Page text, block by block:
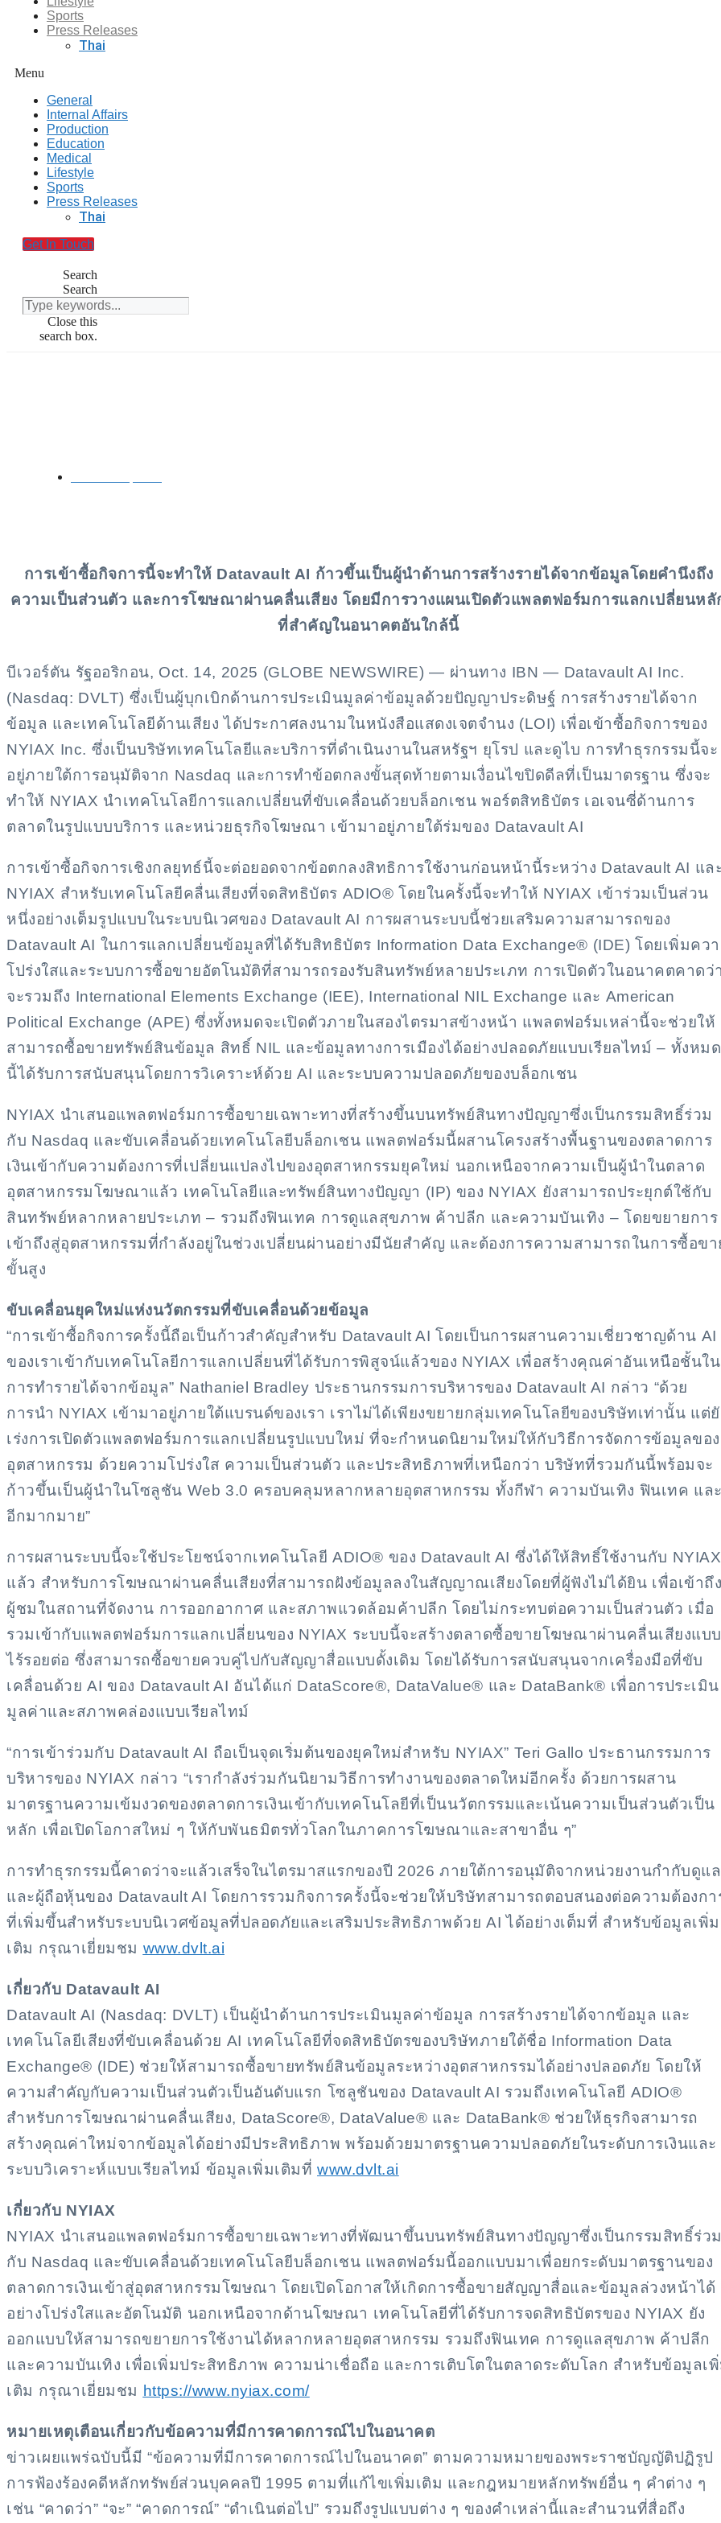
Sports
Press Releases
Thai
Menu
General
Internal Affairs
Production
Education
Medical
Lifestyle
Sports
Press Releases
Thai
Get In Touch
Search
Search
Close this
search box.
การเข้าซื้อกิจการนี้จะทำให้ Datavault AI ก้าวขึ้นเป็นผู้นำด้านการสร้างรายได้จากข้อมูลโดยคำนึงถึง
ความเป็นส่วนตัว และการโฆษณาผ่านคลื่นเสียง โดยมีการวางแผนเปิดตัวแพลตฟอร์มการแลกเปลี่ยนหลั
ที่สำคัญในอนาคตอันใกล้นี้
บีเวอร์ตัน รัฐออริกอน, Oct. 14, 2025 (GLOBE NEWSWIRE) — ผ่านทาง IBN — Datavault AI Inc.
(Nasdaq: DVLT) ซึ่งเป็นผู้บุกเบิกด้านการประเมินมูลค่าข้อมูลด้วยปัญญาประดิษฐ์ การสร้างรายได้จาก
ข้อมูล และเทคโนโลยีด้านเสียง ได้ประกาศลงนามในหนังสือแสดงเจตจำนง (LOI) เพื่อเข้าซื้อกิจการของ
NYIAX Inc. ซึ่งเป็นบริษัทเทคโนโลยีและบริการที่ดำเนินงานในสหรัฐฯ ยุโรป และดูไบ การทำธุรกรรมนี้จะ
อยู่ภายใต้การอนุมัติจาก Nasdaq และการทำข้อตกลงขั้นสุดท้ายตามเงื่อนไขปิดดีลที่เป็นมาตรฐาน ซึ่งจะ
ทำให้ NYIAX นำเทคโนโลยีการแลกเปลี่ยนที่ขับเคลื่อนด้วยบล็อกเชน พอร์ตสิทธิบัตร เอเจนซี่ด้านการ
ตลาดในรูปแบบบริการ และหน่วยธุรกิจโฆษณา เข้ามาอยู่ภายใต้ร่มของ Datavault AI
การเข้าซื้อกิจการเชิงกลยุทธ์นี้จะต่อยอดจากข้อตกลงสิทธิการใช้งานก่อนหน้านี้ระหว่าง Datavault AI แล
NYIAX สำหรับเทคโนโลยีคลื่นเสียงที่จดสิทธิบัตร ADIO® โดยในครั้งนี้จะทำให้ NYIAX เข้าร่วมเป็นส่วน
หนึ่งอย่างเต็มรูปแบบในระบบนิเวศของ Datavault AI การผสานระบบนี้ช่วยเสริมความสามารถของ
Datavault AI ในการแลกเปลี่ยนข้อมูลที่ได้รับสิทธิบัตร Information Data Exchange® (IDE) โดยเพิ่มคว
โปร่งใสและระบบการซื้อขายอัตโนมัติที่สามารถรองรับสินทรัพย์หลายประเภท การเปิดตัวในอนาคตคาดว่
จะรวมถึง International Elements Exchange (IEE), International NIL Exchange และ American
Political Exchange (APE) ซึ่งทั้งหมดจะเปิดตัวภายในสองไตรมาสข้างหน้า แพลตฟอร์มเหล่านี้จะช่วยให้
สามารถซื้อขายทรัพย์สินข้อมูล สิทธิ์ NIL และข้อมูลทางการเมืองได้อย่างปลอดภัยแบบเรียลไทม์ – ทั้งหมด
นี้ได้รับการสนับสนุนโดยการวิเคราะห์ด้วย AI และระบบความปลอดภัยของบล็อกเชน
NYIAX นำเสนอแพลตฟอร์มการซื้อขายเฉพาะทางที่สร้างขึ้นบนทรัพย์สินทางปัญญาซึ่งเป็นกรรมสิทธิ์ร่วม
กับ Nasdaq และขับเคลื่อนด้วยเทคโนโลยีบล็อกเชน แพลตฟอร์มนี้ผสานโครงสร้างพื้นฐานของตลาดการ
เงินเข้ากับความต้องการที่เปลี่ยนแปลงไปของอุตสาหกรรมยุคใหม่ นอกเหนือจากความเป็นผู้นำในตลาด
อุตสาหกรรมโฆษณาแล้ว เทคโนโลยีและทรัพย์สินทางปัญญา (IP) ของ NYIAX ยังสามารถประยุกต์ใช้กับ
สินทรัพย์หลากหลายประเภท – รวมถึงฟินเทค การดูแลสุขภาพ ค้าปลีก และความบันเทิง – โดยขยายการ
เข้าถึงสู่อุตสาหกรรมที่กำลังอยู่ในช่วงเปลี่ยนผ่านอย่างมีนัยสำคัญ และต้องการความสามารถในการซื้อขา
ขั้นสูง
ขับเคลื่อนยุคใหม่แห่งนวัตกรรมที่ขับเคลื่อนด้วยข้อมูล
“การเข้าซื้อกิจการครั้งนี้ถือเป็นก้าวสำคัญสำหรับ Datavault AI โดยเป็นการผสานความเชี่ยวชาญด้าน AI
ของเราเข้ากับเทคโนโลยีการแลกเปลี่ยนที่ได้รับการพิสูจน์แล้วของ NYIAX เพื่อสร้างคุณค่าอันเหนือชั้นใน
การทำรายได้จากข้อมูล” Nathaniel Bradley ประธานกรรมการบริหารของ Datavault AI กล่าว “ด้วย
การนำ NYIAX เข้ามาอยู่ภายใต้แบรนด์ของเรา เราไม่ได้เพียงขยายกลุ่มเทคโนโลยีของบริษัทเท่านั้น แต่ยั
เร่งการเปิดตัวแพลตฟอร์มการแลกเปลี่ยนรูปแบบใหม่ ที่จะกำหนดนิยามใหม่ให้กับวิธีการจัดการข้อมูลของ
อุตสาหกรรม ด้วยความโปร่งใส ความเป็นส่วนตัว และประสิทธิภาพที่เหนือกว่า บริษัทที่รวมกันนี้พร้อมจะ
ก้าวขึ้นเป็นผู้นำในโซลูชัน Web 3.0 ครอบคลุมหลากหลายอุตสาหกรรม ทั้งกีฬา ความบันเทิง ฟินเทค แล
อีกมากมาย”
การผสานระบบนี้จะใช้ประโยชน์จากเทคโนโลยี ADIO® ของ Datavault AI ซึ่งได้ให้สิทธิ์ใช้งานกับ NYIAX
แล้ว สำหรับการโฆษณาผ่านคลื่นเสียงที่สามารถฝังข้อมูลลงในสัญญาณเสียงโดยที่ผู้ฟังไม่ได้ยิน เพื่อเข้าถึง
ผู้ชมในสถานที่จัดงาน การออกอากาศ และสภาพแวดล้อมค้าปลีก โดยไม่กระทบต่อความเป็นส่วนตัว เมื่อ
รวมเข้ากับแพลตฟอร์มการแลกเปลี่ยนของ NYIAX ระบบนี้จะสร้างตลาดซื้อขายโฆษณาผ่านคลื่นเสียงแบบ
ไร้รอยต่อ ซึ่งสามารถซื้อขายควบคู่ไปกับสัญญาสื่อแบบดั้งเดิม โดยได้รับการสนับสนุนจากเครื่องมือที่ขับ
เคลื่อนด้วย AI ของ Datavault AI อันได้แก่ DataScore®, DataValue® และ DataBank® เพื่อการประเมิน
มูลค่าและสภาพคล่องแบบเรียลไทม์
“การเข้าร่วมกับ Datavault AI ถือเป็นจุดเริ่มต้นของยุคใหม่สำหรับ NYIAX” Teri Gallo ประธานกรรมการ
บริหารของ NYIAX กล่าว “เรากำลังร่วมกันนิยามวิธีการทำงานของตลาดใหม่อีกครั้ง ด้วยการผสาน
มาตรฐานความเข้มงวดของตลาดการเงินเข้ากับเทคโนโลยีที่เป็นนวัตกรรมและเน้นความเป็นส่วนตัวเป็น
หลัก เพื่อเปิดโอกาสใหม่ ๆ ให้กับพันธมิตรทั่วโลกในภาคการโฆษณาและสาขาอื่น ๆ”
การทำธุรกรรมนี้คาดว่าจะแล้วเสร็จในไตรมาสแรกของปี 2026 ภายใต้การอนุมัติจากหน่วยงานกำกับดูแล
และผู้ถือหุ้นของ Datavault AI โดยการรวมกิจการครั้งนี้จะช่วยให้บริษัทสามารถตอบสนองต่อความต้องกา
ที่เพิ่มขึ้นสำหรับระบบนิเวศข้อมูลที่ปลอดภัยและเสริมประสิทธิภาพด้วย AI ได้อย่างเต็มที่ สำหรับข้อมูลเพิ่ม
เติม กรุณาเยี่ยมชม www.dvlt.ai
เกี่ยวกับ Datavault AI
Datavault AI (Nasdaq: DVLT) เป็นผู้นำด้านการประเมินมูลค่าข้อมูล การสร้างรายได้จากข้อมูล และ
เทคโนโลยีเสียงที่ขับเคลื่อนด้วย AI เทคโนโลยีที่จดสิทธิบัตรของบริษัทภายใต้ชื่อ Information Data
Exchange® (IDE) ช่วยให้สามารถซื้อขายทรัพย์สินข้อมูลระหว่างอุตสาหกรรมได้อย่างปลอดภัย โดยให้
ความสำคัญกับความเป็นส่วนตัวเป็นอันดับแรก โซลูชันของ Datavault AI รวมถึงเทคโนโลยี ADIO®
สำหรับการโฆษณาผ่านคลื่นเสียง, DataScore®, DataValue® และ DataBank® ช่วยให้ธุรกิจสามารถ
สร้างคุณค่าใหม่จากข้อมูลได้อย่างมีประสิทธิภาพ พร้อมด้วยมาตรฐานความปลอดภัยในระดับการเงินและ
ระบบวิเคราะห์แบบเรียลไทม์ ข้อมูลเพิ่มเติมที่ www.dvlt.ai
เกี่ยวกับ NYIAX
NYIAX นำเสนอแพลตฟอร์มการซื้อขายเฉพาะทางที่พัฒนาขึ้นบนทรัพย์สินทางปัญญาซึ่งเป็นกรรมสิทธิ์ร่ว
กับ Nasdaq และขับเคลื่อนด้วยเทคโนโลยีบล็อกเชน แพลตฟอร์มนี้ออกแบบมาเพื่อยกระดับมาตรฐานของ
ตลาดการเงินเข้าสู่อุตสาหกรรมโฆษณา โดยเปิดโอกาสให้เกิดการซื้อขายสัญญาสื่อและข้อมูลล่วงหน้าได้
อย่างโปร่งใสและอัตโนมัติ นอกเหนือจากด้านโฆษณา เทคโนโลยีที่ได้รับการจดสิทธิบัตรของ NYIAX ยัง
ออกแบบให้สามารถขยายการใช้งานได้หลากหลายอุตสาหกรรม รวมถึงฟินเทค การดูแลสุขภาพ ค้าปลีก
และความบันเทิง เพื่อเพิ่มประสิทธิภาพ ความน่าเชื่อถือ และการเติบโตในตลาดระดับโลก สำหรับข้อมูลเ
เติม กรุณาเยี่ยมชม https://www.nyiax.com/
หมายเหตุเตือนเกี่ยวกับข้อความที่มีการคาดการณ์ไปในอนาคต
ข่าวเผยแพร่ฉบับนี้มี “ข้อความที่มีการคาดการณ์ไปในอนาคต” ตามความหมายของพระราชบัญญัติปฏิรูป
การฟ้องร้องคดีหลักทรัพย์ส่วนบุคคลปี 1995 ตามที่แก้ไขเพิ่มเติม และกฎหมายหลักทรัพย์อื่น ๆ คำต่าง ๆ
เช่น “คาดว่า” “จะ” “คาดการณ์” “ดำเนินต่อไป” รวมถึงรูปแบบต่าง ๆ ของคำเหล่านี้และสำนวนที่สื่อถึง